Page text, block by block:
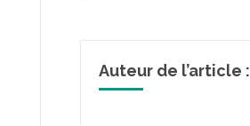
Auteur de l’article :